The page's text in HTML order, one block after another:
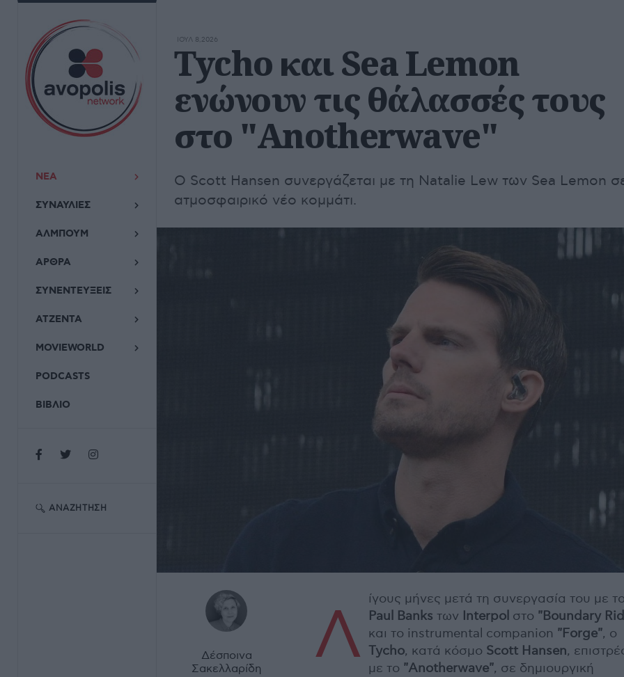
ΝΕΑ
ΣΥΝΑΥΛΙΕΣ
ΑΛΜΠΟΥΜ
ΑΡΘΡΑ
ΣΥΝΕΝΤΕΥΞΕΙΣ
ΑΤΖΕΝΤΑ
MOVIEWORLD
PODCASTS
ΒΙΒΛΙΟ
ΑΝΑΖΉΤΗΣΗ
ΙΟΥΛ 8,2026
Tycho και Sea Lemon
ενώνουν τις θάλασσές τους
στο "Anotherwave"
Ο Scott Hansen συνεργάζεται με τη Natalie Lew των Sea Lemon
ατμοσφαιρικό νέο κομμάτι.
Δέσποινα
Σακελλαρίδη
Λ
ίγους μήνες μετά τη συνεργασία του με
Paul Banks των Interpol στο "Boundary
και το instrumental companion "Forge", ο
Tycho, κατά κόσμο Scott Hansen,
με το "Anotherwave", σε δημιουργική